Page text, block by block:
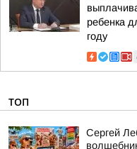
ребенка
году
ТОП
Сергей